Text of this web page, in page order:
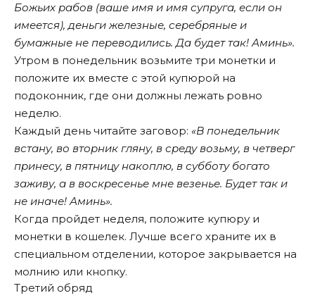
Божьих рабов (ваше имя и имя супруга, если он
имеется), деньги железные, серебряные и
бумажные не переводились. Да будет так! Аминь».
Утром в понедельник возьмите три монетки и
положите их вместе с этой купюрой на
подоконник, где они должны лежать ровно
неделю.
Каждый день читайте заговор: «В понедельник
встану, во вторник гляну, в среду возьму, в четверг
принесу, в пятницу накоплю, в субботу богато
заживу, а в воскресенье мне везенье. Будет так и
не иначе! Аминь».
Когда пройдет неделя, положите купюру и
монетки в кошелек. Лучше всего храните их в
специальном отделении, которое закрывается на
молнию или кнопку.
Третий обряд